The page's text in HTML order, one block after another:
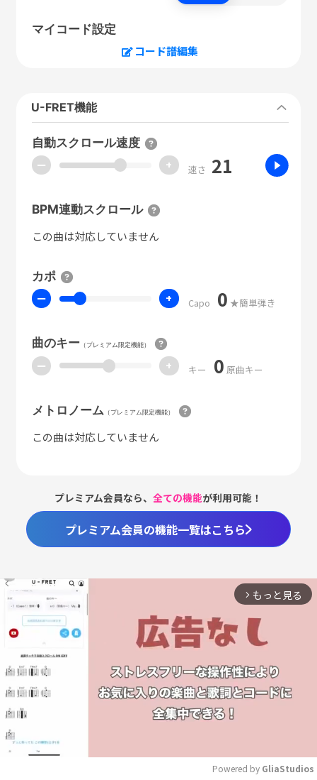
マイコード設定
コード譜編集
U-FRET機能
自動スクロール速度
ー + 速さ 21
BPM連動スクロール
この曲は対応していません
カポ
ー + Capo 0 ★簡単弾き
曲のキー（プレミアム限定機能）
ー + キー 0 原曲キー
メトロノーム （プレミアム限定機能）
この曲は対応していません
プレミアム会員なら、全ての機能が利用可能！
プレミアム会員の機能一覧はこちら
arrow_forward_ios もっと見る
Powered by GliaStudios